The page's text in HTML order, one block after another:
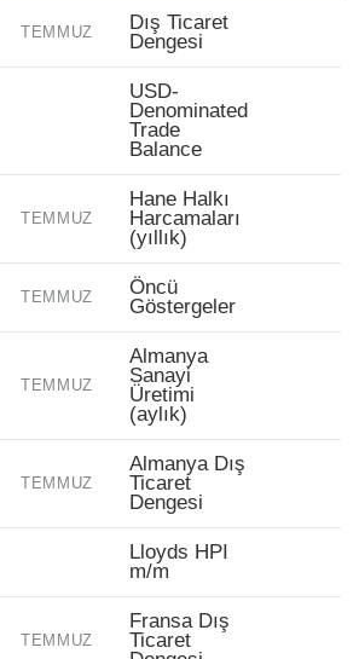
TEMMUZ
Dış Ticaret
Dengesi
USD-
Denominated
Trade
Balance
TEMMUZ
Hane Halkı
Harcamaları
(yıllık)
TEMMUZ
Öncü
Göstergeler
TEMMUZ
Almanya
Sanayi
Üretimi
(aylık)
TEMMUZ
Almanya Dış
Ticaret
Dengesi
Lloyds HPI
m/m
TEMMUZ
Fransa Dış
Ticaret